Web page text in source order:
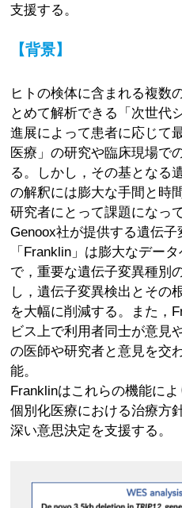
支援する。
【背景】
ヒトの検体に含まれる複数
とめて解析できる「次世代
進展によって患者に応じて
医療」の研究や臨床現場で
る。しかし，その基となる
の解釈には膨大な手間と時
研究者にとって課題になっ
Genoox社が提供する遺伝
「Franklin」は膨大なデー
で，重要な遺伝子変異種別
し，遺伝子変異検出とその
を大幅に削減する。また，
ビス上で利用者同士が意見
の医師や研究者と意見を交
能。
Franklinはこれらの機能に
個別化医療における治療方
深い意思決定を支援する。